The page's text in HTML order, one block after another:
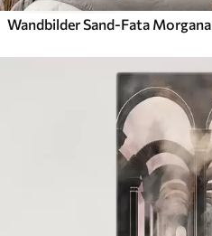
Wandbilder Sand-Fata Morgana